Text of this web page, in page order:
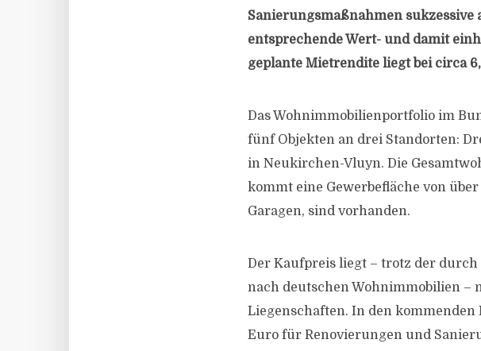
Sanierungsmaßnahmen sukzessive
entsprechende Wert- und damit
geplante Mietrendite liegt bei circa
Das Wohnimmobilienportfolio im
fünf Objekten an drei Standorten:
in Neukirchen-Vluyn. Die
kommt eine Gewerbefläche von
Garagen, sind vorhanden.
Der Kaufpreis liegt – trotz der durch
nach deutschen Wohnimmobilien –
Liegenschaften. In den
Euro für Renovierungen und